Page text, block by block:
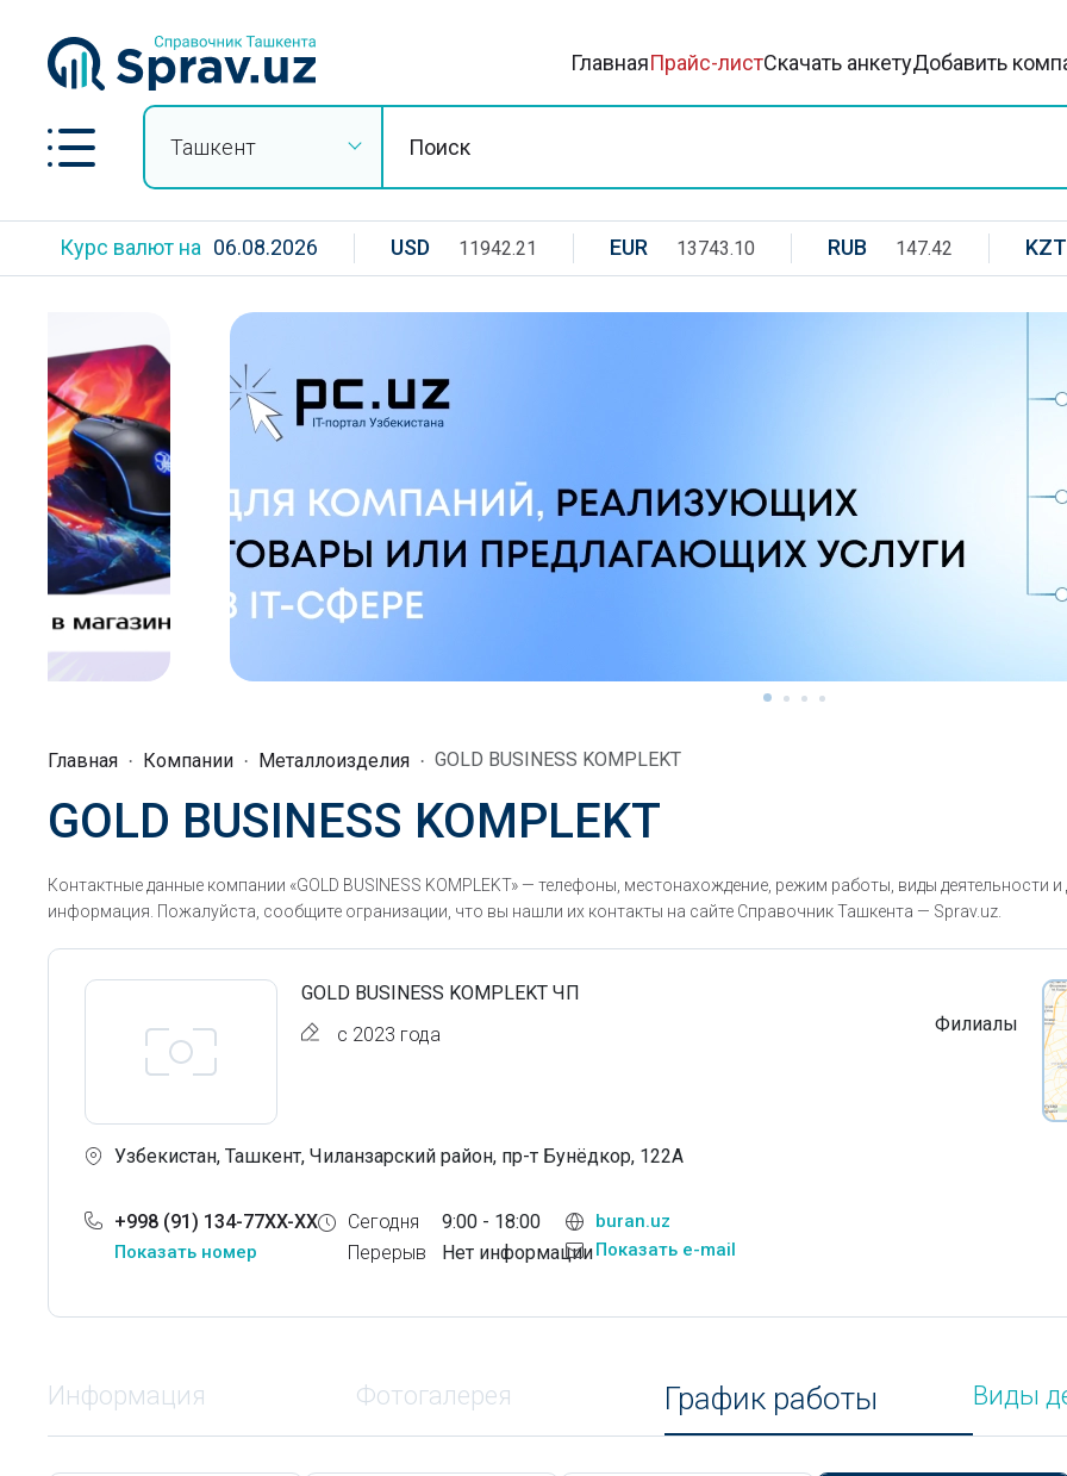
ГлавнаяПрайс-листСкачать анкетуДобавить
Ташкент
Курс валют на 06.08.2026 USD 11942.21 EUR 13743.10 RUB 147.42 KZT
Главная Компании Металлоизделия GOLD BUSINESS KOMPLEKT
GOLD BUSINESS KOMPLEKT
Контактные данные компании «GOLD BUSINESS KOMPLEKT» — телефоны, местонахождение, режим работы, виды деятельности и
информация. Пожалуйста, сообщите огранизации, что вы нашли их контакты на сайте Справочник Ташкента — Sprav.uz.
GOLD BUSINESS KOMPLEKT ЧП
с 2023 года
Филиалы
Узбекистан, Ташкент, Чиланзарский район, пр-т Бунёдкор, 122А
+998 (91) 134-77XX-XX
Показать номер
Сегодня
Перерыв
9:00 - 18:00
Нет информации
buran.uz
Показать e-mail
Информация Фотогалерея График работы Виды